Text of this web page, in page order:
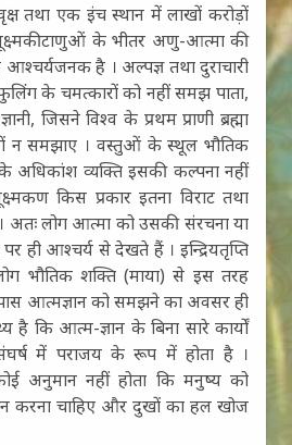
तथा एक इंच स्थान में लाखों करोड़ों
के भीतर अणु-आत्मा की
है । अल्पज्ञ तथा दुराचारी
के चमत्कारों को नहीं समझ पाता,
जिसने विश्व के प्रथम प्राणी ब्रह्मा
न समझाए । वस्तुओं के स्थूल भौतिक
व्यक्ति इसकी कल्पना नहीं
किस प्रकार इतना विराट तथा
लोग आत्मा को उसकी संरचना या
ही आश्चर्य से देखते हैं । इन्द्रियतृप्ति
भौतिक शक्ति (माया) से इस तरह
आत्मज्ञान को समझने का अवसर ही
है कि आत्म-ज्ञान के बिना सारे कार्यों
में पराजय के रूप में होता है ।
अनुमान नहीं होता कि मनुष्य को
करना चाहिए और दुखों का हल खोज